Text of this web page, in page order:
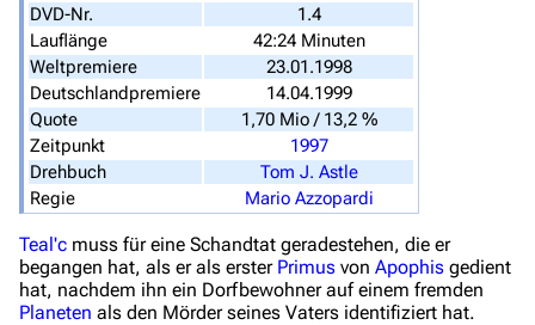
Stargate Universe
Stargate Origins
Stargate Infinity
Stargate-Romane
Das Stargate-Universum
Themenportal
DVD-Nr.
1.4
Lauflänge
42:24 Minuten
Weltpremiere
23.01.1998
Deutschlandpremiere
14.04.1999
Quote
1,70 Mio / 13,2 %
Zeitpunkt
1997
Drehbuch
Tom J. Astle
Regie
Mario Azzopardi
Teal'c muss für eine Schandtat geradestehen, die er
begangen hat, als er als erster Primus von Apophis gedient
hat, nachdem ihn ein Dorfbewohner auf einem fremden
Planeten als den Mörder seines Vaters identifiziert hat.